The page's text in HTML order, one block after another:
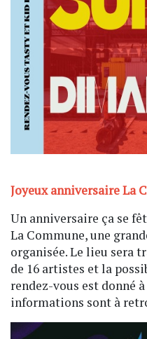
Joyeux anniversaire La
Un anniversaire ça se
La Commune, une
organisée. Le lieu sera
de 16 artistes et la
rendez-vous est donné
informations sont à